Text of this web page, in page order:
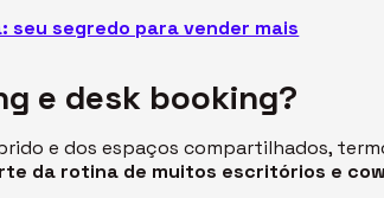
seu segredo para vender mais
e desk booking?
e dos espaços compartilhados,
da rotina de muitos escritórios e